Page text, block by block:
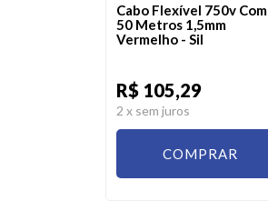
Cabo Flexível 750v Com
50 Metros 1,5mm
Vermelho - Sil
R$ 105,29
2 x sem juros
COMPRAR